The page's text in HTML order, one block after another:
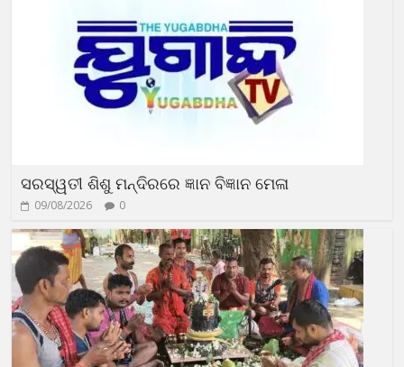
ସରସ୍ୱତୀ ଶିଶୁ ମନ୍ଦିରରେ ଜ୍ଞାନ ବିଜ୍ଞାନ ମେଳା
09/08/2026 0